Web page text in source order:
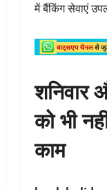
में बैंकिंग सेवाएं
शनिवार
को भी
काम